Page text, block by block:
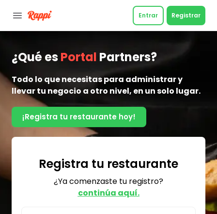
Entrar Registrar
¿Qué esPortal Partners?
Todo lo que necesitas para administrar y
llevar tu negocio a otro nivel, en un solo lugar.
¡Registra tu restaurante hoy!
Registra tu restaurante
¿Ya comenzaste tu registro?
continúa aquí.